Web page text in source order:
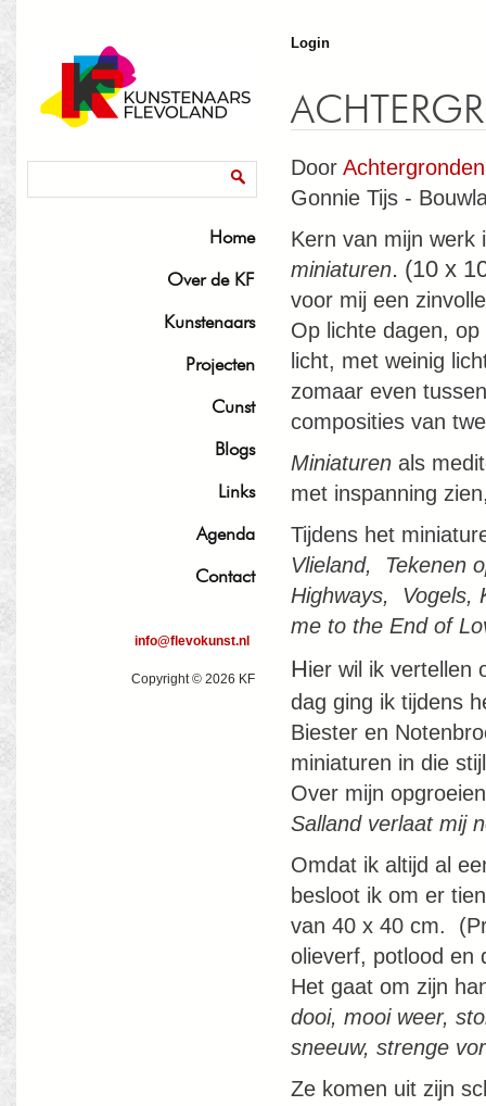
Home
Over de KF
Kunstenaars
Projecten
Cunst
Blogs
Links
Agenda
Contact
info@flevokunst.nl
Copyright © 2026 KF
Login
Door Achtergronden
Gonnie Tijs -
Kern van mijn werk
miniaturen. (10 x
voor mij een
Op lichte dagen,
licht, met weinig
zomaar even
composities van
Miniaturen als
met inspanning
Tijdens het
Vlieland, Tekenen
Highways, Vogels,
me to the End of
Hier wil ik vertellen
dag ging ik tijdens
Biester en
miniaturen in die
Over mijn
Salland verlaat mij
Omdat ik altijd al
besloot ik om er
van 40 x 40 cm.
olieverf, potlood en
Het gaat om zijn
dooi, mooi weer,
sneeuw, strenge
Ze komen uit zijn